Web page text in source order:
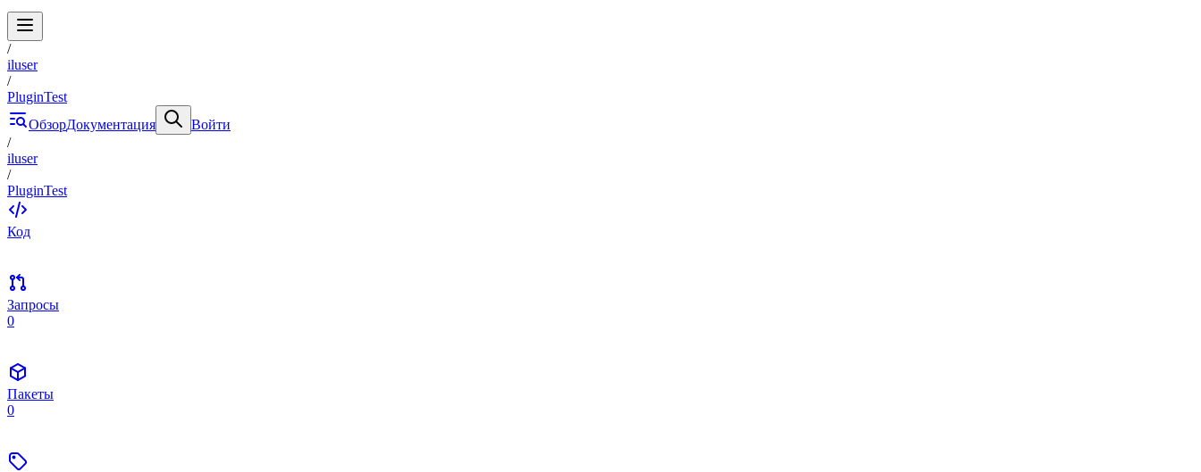
/
iluser
/
PluginTest
ОбзорДокументация
Войти
/
iluser
/
PluginTest
Код
Запросы
0
Пакеты
0